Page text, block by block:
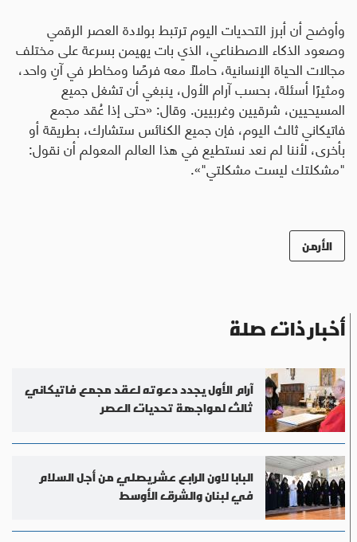
وأوضح أن أبرز التحديات اليوم ترتبط بولادة العصر الرقمي
وصعود الذكاء الاصطناعي، الذي بات يهيمن بسرعة على مختلف
مجالات الحياة الإنسانية، حاملاً معه فرصًا ومخاطر في آنٍ واحد،
ومثيرًا أسئلة، بحسب آرام الأول، ينبغي أن تشغل جميع
المسيحيين، شرقيين وغربيين. وقال: «حتى إذا عُقد مجمع
فاتيكاني ثالث اليوم، فإن جميع الكنائس ستشارك، بطريقة أو
بأخرى، لأننا لم نعد نستطيع في هذا العالم المعولم أن نقول:
"مشكلتك ليست مشكلتي"».
الأرمن
أخبار ذات صلة
آرام الأول يجدد دعوته لعقد مجمع فاتيكاني
ثالث لمواجهة تحديات العصر
البابا لاون الرابع عشر يصلي من أجل السلام
في لبنان والشرق الأوسط